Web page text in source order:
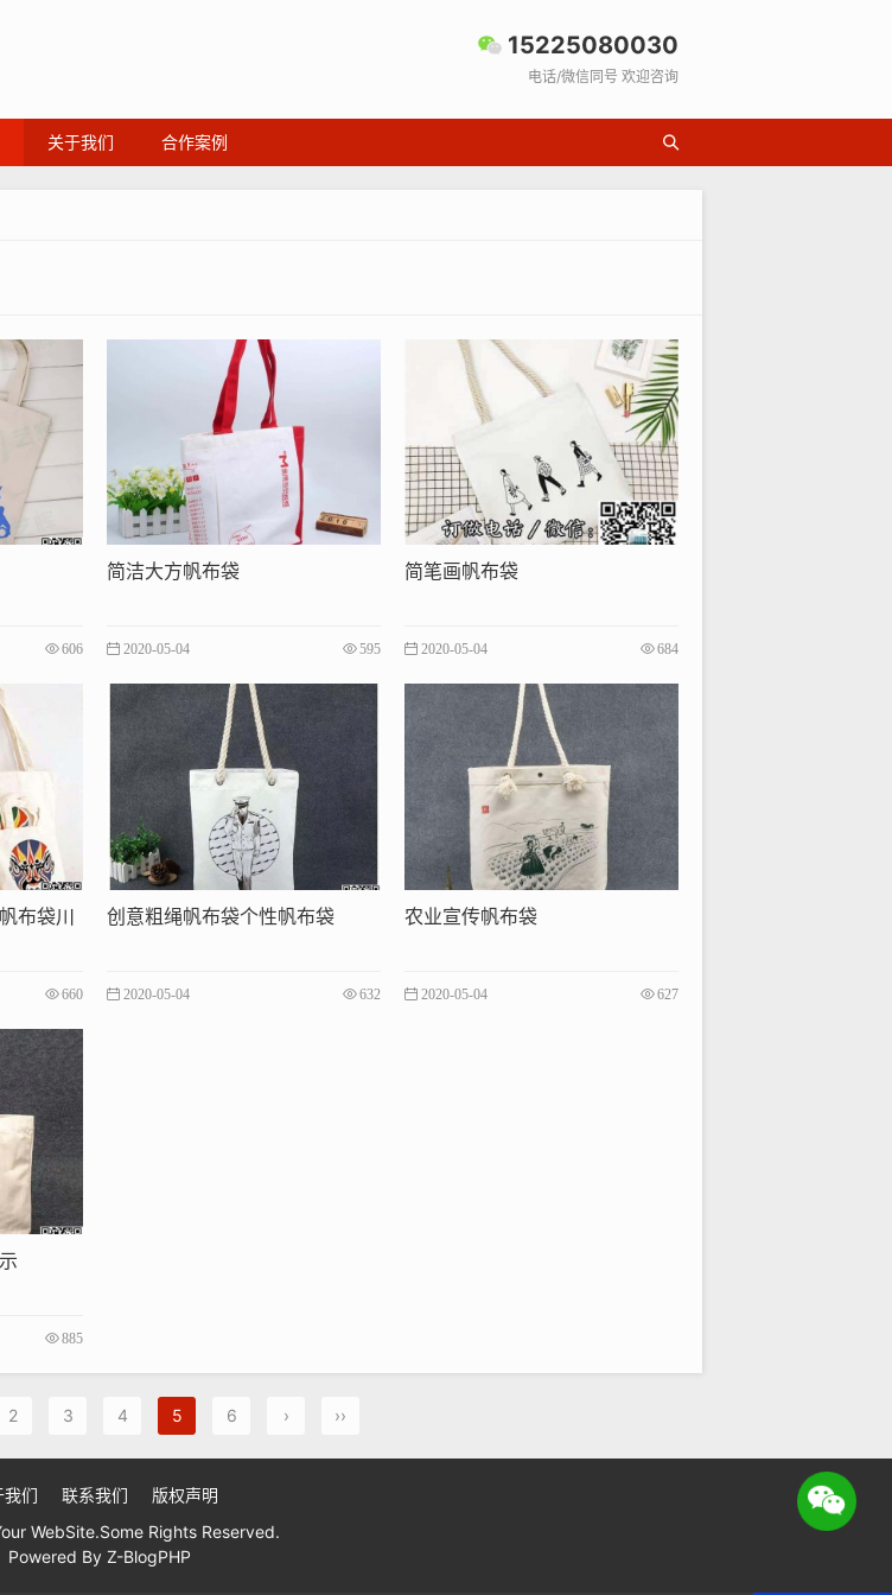
15225080030
电话/微信同号 欢迎咨询
关于我们 合作案例
606
简洁大方帆布袋
2020-05-04 595
简笔画帆布袋
2020-05-04 684
布袋川
660
创意粗绳帆布袋个性帆布袋
2020-05-04 632
农业宣传帆布袋
2020-05-04 627
885
2 3 4 5 6 › ››
我们 联系我们
版权声明
WebSite.Some Rights Reserved.
Powered By Z-BlogPHP